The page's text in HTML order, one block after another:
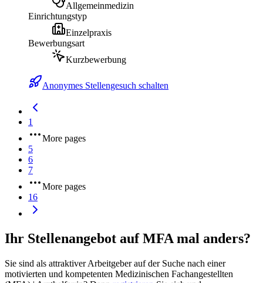
Allgemeinmedizin
Einrichtungstyp
Einzelpraxis
Bewerbungsart
Kurzbewerbung
Anonymes Stellengesuch schalten
1
More pages
5
6
7
More pages
16
Ihr Stellenangebot auf MFA mal anders?
Sie sind als attraktiver Arbeitgeber auf der Suche nach einer
motivierten und kompetenten Medizinischen Fachangestellten